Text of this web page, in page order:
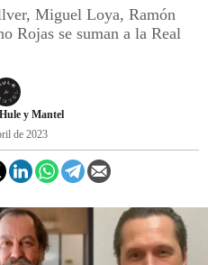
Miguel Loya, Ramón
Rojas se suman a la Real
y Mantel
de 2023